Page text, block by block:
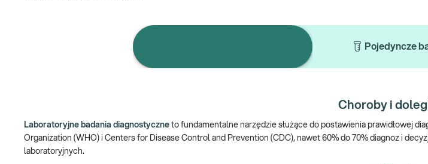
Pojedyncze
Choroby i
Laboratoryjne badania diagnostyczne to fundamentalne narzędzie służące do postawienia prawidłowej
Organization (WHO) i Centers for Disease Control and Prevention (CDC), nawet 60% do 70% diagnoz i
laboratoryjnych.